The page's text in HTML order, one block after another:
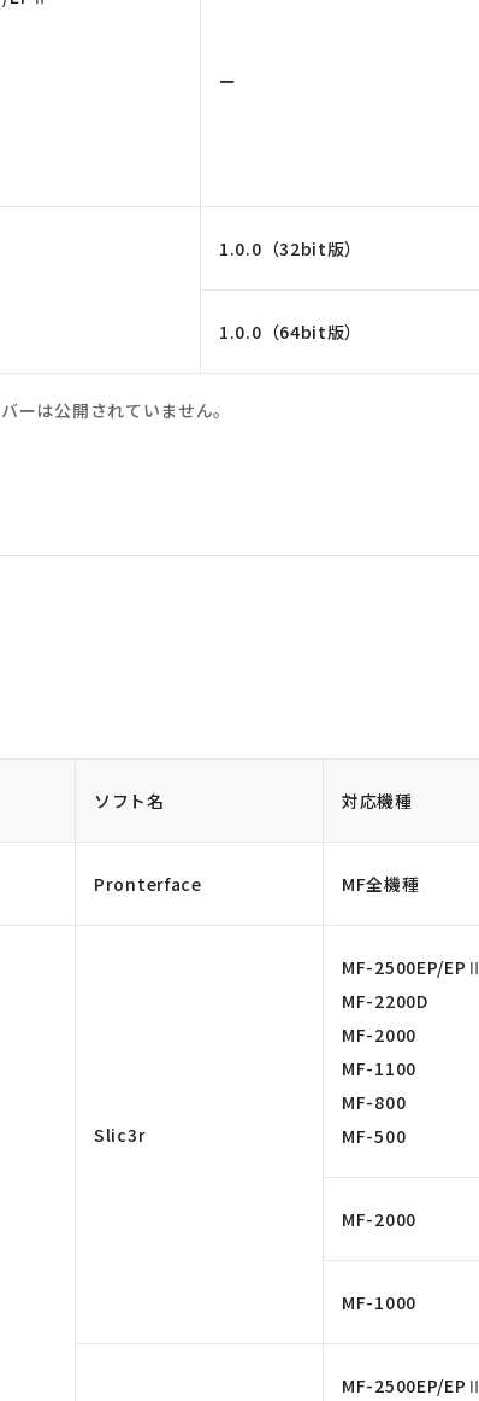
ー
1.0.0（32bit版）
1.0.0（64bit版）
ーは公開されていません。
ソフト名 対応機種
Pronterface MF全機種
Slic3r
MF-2500EP/EPⅡ
MF-2200D
MF-2000
MF-1100
MF-800
MF-500
MF-2000
MF-1000
MF-2500EP/EPⅡ